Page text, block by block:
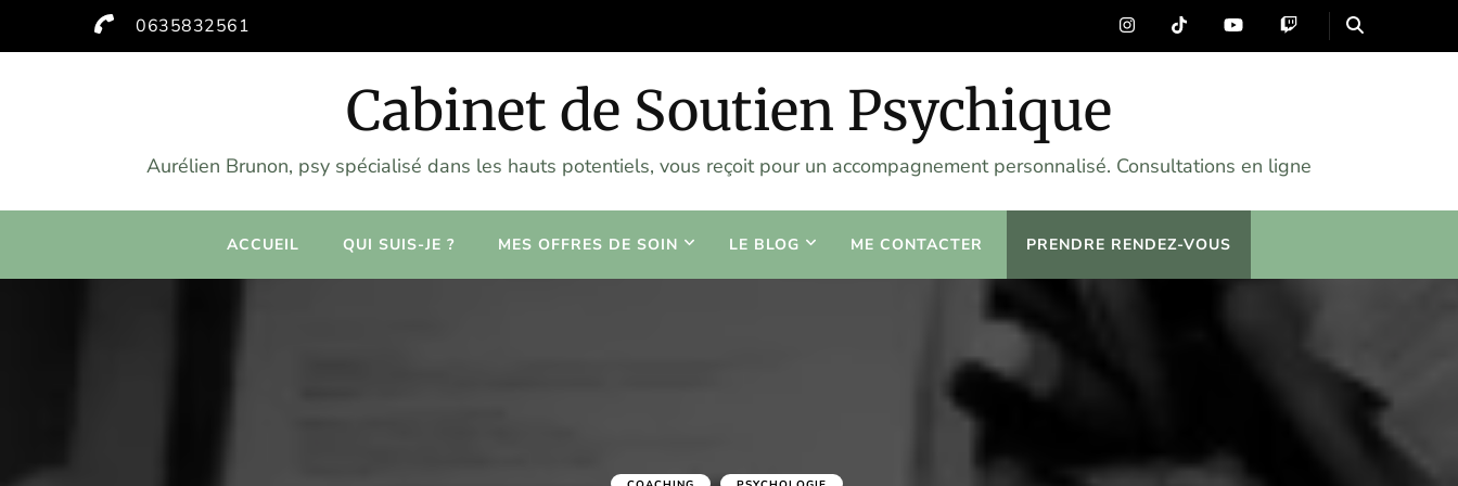
0635832561
Cabinet de Soutien Psychique
Aurélien Brunon, psy spécialisé dans les hauts potentiels, vous reçoit pour un accompagnement personnalisé. Consultations en ligne
ACCUEIL QUI SUIS-JE ? MES OFFRES DE SOIN LE BLOG ME CONTACTER PRENDRE RENDEZ-VOUS